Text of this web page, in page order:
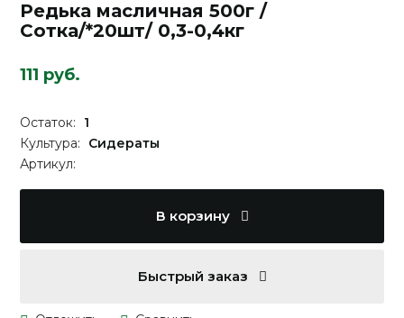
Редька масличная 500г /
Сотка/*20шт/ 0,3-0,4кг
111 руб.
Остаток:
1
Культура:
Сидераты
Артикул:
В корзину
Быстрый заказ